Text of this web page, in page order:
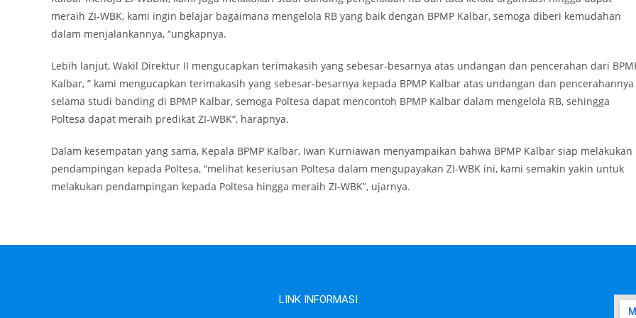
meraih ZI-WBK, kami ingin belajar bagaimana mengelola RB yang baik dengan BPMP Kalbar, semoga diberi kemudahan
dalam menjalankannya, “ungkapnya.
Lebih lanjut, Wakil Direktur II mengucapkan terimakasih yang sebesar-besarnya atas undangan dan pencerahan dari
Kalbar, ” kami mengucapkan terimakasih yang sebesar-besarnya kepada BPMP Kalbar atas undangan dan pencerahannya
selama studi banding di BPMP Kalbar, semoga Poltesa dapat mencontoh BPMP Kalbar dalam mengelola RB, sehingga
Poltesa dapat meraih predikat ZI-WBK”, harapnya.
Dalam kesempatan yang sama, Kepala BPMP Kalbar, Iwan Kurniawan menyampaikan bahwa BPMP Kalbar siap melakukan
pendampingan kepada Poltesa, “melihat keseriusan Poltesa dalam mengupayakan ZI-WBK ini, kami semakin yakin untuk
melakukan pendampingan kepada Poltesa hingga meraih ZI-WBK”, ujarnya.
LINK INFORMASI